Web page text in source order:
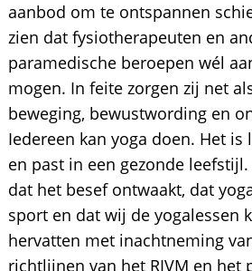
aanbod om te ontspannen
zien dat fysiotherapeuten en
paramedische beroepen wél
mogen. In feite zorgen zij net
beweging, bewustwording en
Iedereen kan yoga doen. Het is
en past in een gezonde
dat het besef ontwaakt, dat
sport en dat wij de yogalessen
hervatten met inachtneming
richtlijnen van het RIVM en het